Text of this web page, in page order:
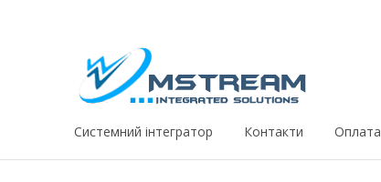
Системний iнтегратор Контакти Оплата